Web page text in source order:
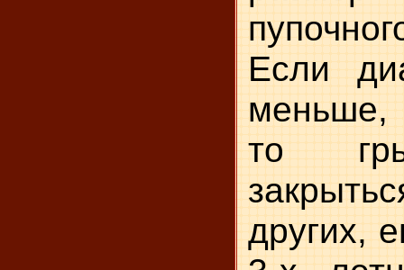
Если
то
других,